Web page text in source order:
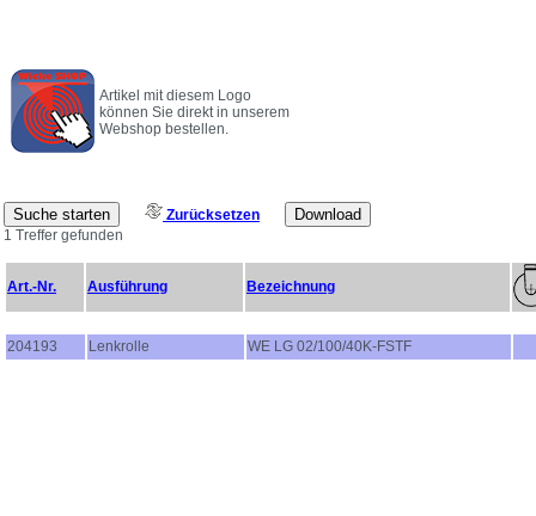
Artikel mit diesem Logo
können Sie direkt in unserem
Webshop bestellen.
Zurücksetzen
1 Treffer gefunden
Art.-Nr. Ausführung Bezeichnung
204193 Lenkrolle WE LG 02/100/40K-FSTF